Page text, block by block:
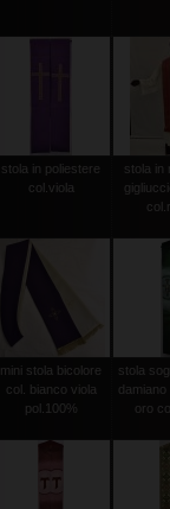
stola in poliestere
col.viola
stola in
mini stola bicolore
col. bianco viola
pol.100%
stola
oro